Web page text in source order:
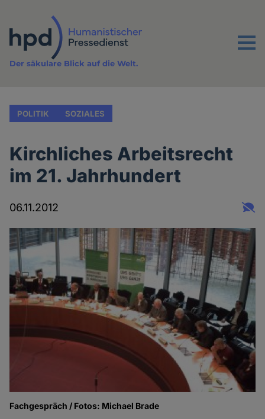
Inhalt
Menu
Der säkulare Blick auf die Welt.
POLITIK SOZIALES
Kirchliches Arbeitsrecht
im 21. Jahrhundert
06.11.2012
Fachgespräch / Fotos: Michael Brade